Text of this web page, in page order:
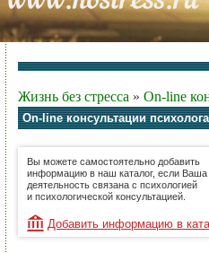
Жизнь без стресса » On-line
On-line консультации
Вы можете самостоятельно добавить
информацию в наш каталог, если Ваша
деятельность связана с психологией
и психологической консультацией.
Добавить информацию в